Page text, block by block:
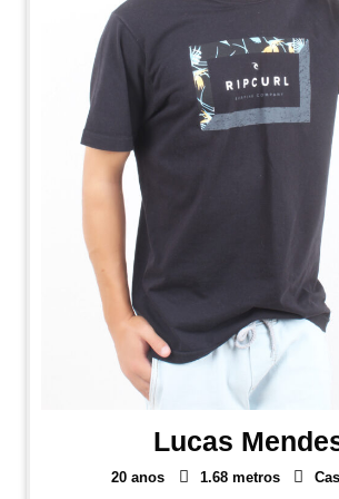
Lucas
20 anos 1.68 metros